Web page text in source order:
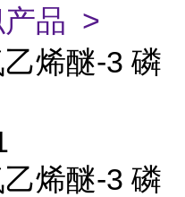
产品 >
烯醚-3 磷
烯醚-3 磷